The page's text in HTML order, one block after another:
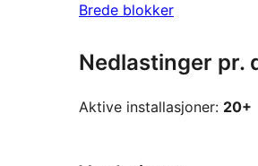
Brede blokker
Nedlastinger pr.
Aktive installasjoner: 20+